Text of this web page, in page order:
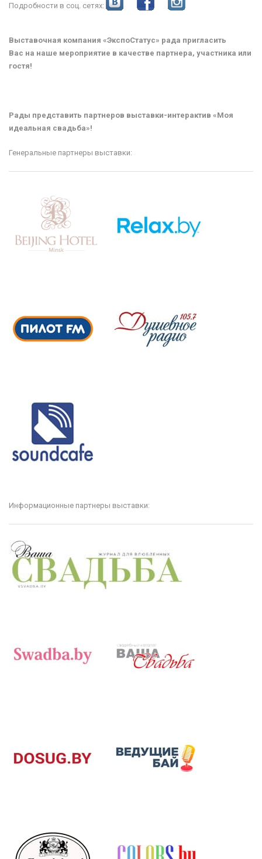
Подробности в соц. сетях:
Выставочная компания «ЭкспоСтатус» рада пригласить
Вас на наше мероприятие в качестве партнера, участника или
гостя!
Рады представить партнеров выставки-интерактив «Моя
идеальная свадьба»!
Генеральные партнеры выставки:
Информационные партнеры выставки: